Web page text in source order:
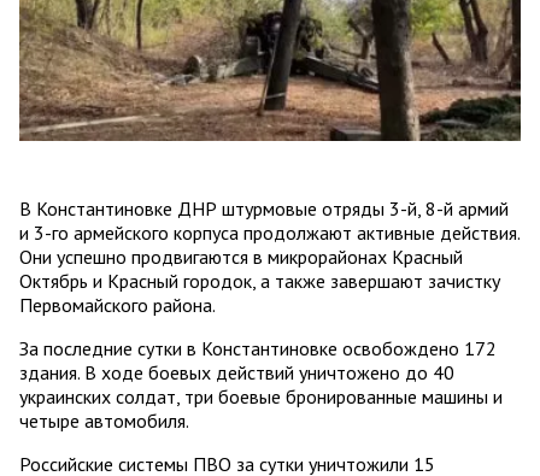
В Константиновке ДНР штурмовые отряды 3-й, 8-й армий
и 3-го армейского корпуса продолжают активные действия.
Они успешно продвигаются в микрорайонах Красный
Октябрь и Красный городок, а также завершают зачистку
Первомайского района.
За последние сутки в Константиновке освобождено 172
здания. В ходе боевых действий уничтожено до 40
украинских солдат, три боевые бронированные машины и
четыре автомобиля.
Российские системы ПВО за сутки уничтожили 15